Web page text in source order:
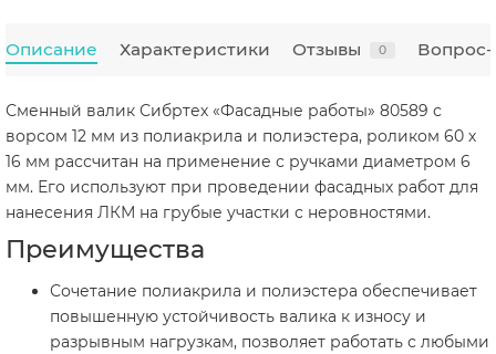
Описание Характеристики Отзывы 0 Вопрос-
Сменный валик Сибртех «Фасадные работы» 80589 с
ворсом 12 мм из полиакрила и полиэстера, роликом 60 х
16 мм рассчитан на применение с ручками диаметром 6
мм. Его используют при проведении фасадных работ для
нанесения ЛКМ на грубые участки с неровностями.
Преимущества
Сочетание полиакрила и полиэстера обеспечивает
повышенную устойчивость валика к износу и
разрывным нагрузкам, позволяет работать с любыми